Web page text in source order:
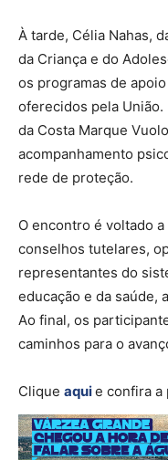
À tarde, Célia Nahas,
da Criança e do
os programas de
oferecidos pela União.
da Costa Marque
acompanhamento
rede de proteção.
O encontro é voltado
conselhos tutelares,
representantes do
educação e da saúde,
Ao final, os
caminhos para o
Clique aquie confira a